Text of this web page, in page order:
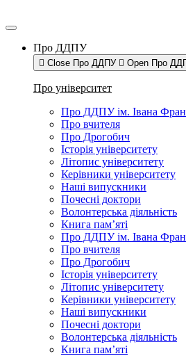
Про ДДПУ
Close Про ДДПУ Open Про
Про університет
Про ДДПУ ім. Івана
Про вчителя
Про Дрогобич
Історія університету
Літопис університету
Керівники університету
Наші випускники
Почесні доктори
Волонтерська діяльність
Книга пам’яті
Про ДДПУ ім. Івана
Про вчителя
Про Дрогобич
Історія університету
Літопис університету
Керівники університету
Наші випускники
Почесні доктори
Волонтерська діяльність
Книга пам’яті